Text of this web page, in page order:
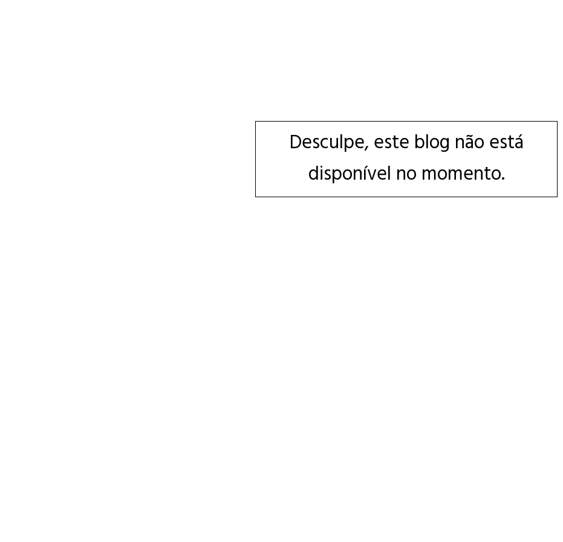
Desculpe, este blog não está
disponível no momento.